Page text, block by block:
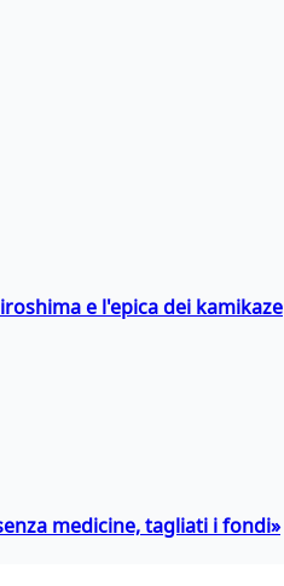
e l'epica dei kamikaze
medicine, tagliati i fondi»